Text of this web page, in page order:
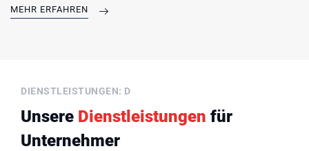
MEHR ERFAHREN
DIENSTLEISTUNGEN: D
Unsere Dienstleistungen für
Unternehmer